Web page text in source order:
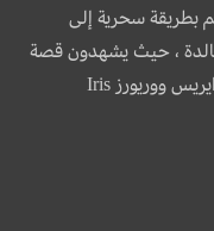
بطريقة سحرية إلى
، حيث يشهدون قصة
الظلام والنور في ايريس ووريورز Iris